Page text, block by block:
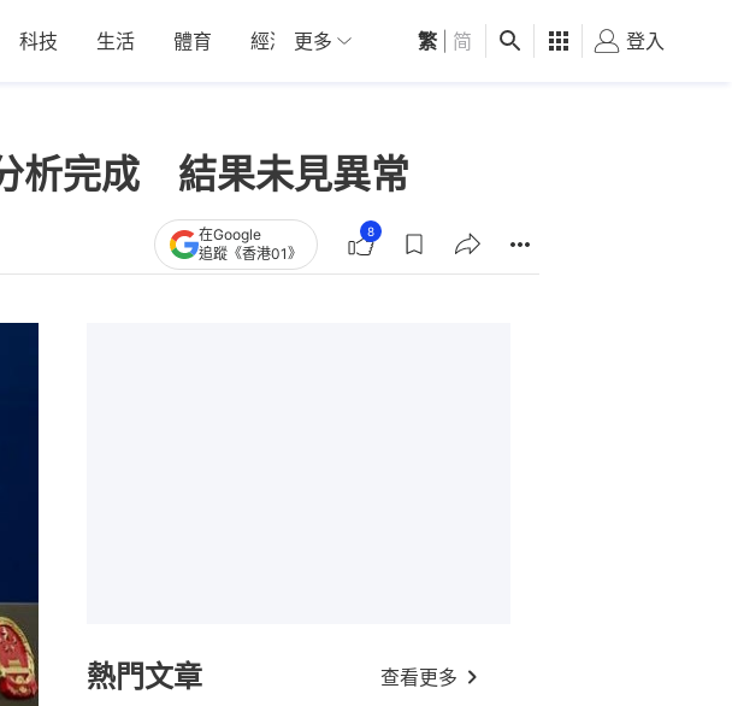
科技 生活 體育 經濟 01深圳 觀點 健康 好食玩飛
更多 繁 简 登入
析完成 結果未見異常
在Google
追蹤《香港01》
8
熱門文章 查看更多